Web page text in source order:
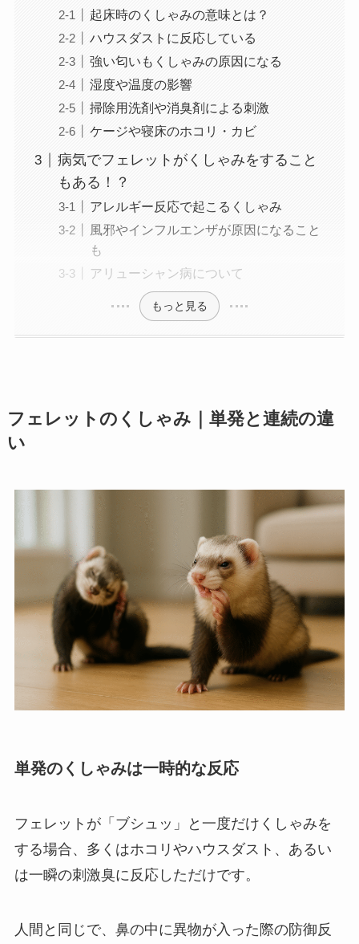
起床時のくしゃみの意味とは？
ハウスダストに反応している
強い匂いもくしゃみの原因になる
湿度や温度の影響
掃除用洗剤や消臭剤による刺激
ケージや寝床のホコリ・カビ
病気でフェレットがくしゃみをすること
もある！？
アレルギー反応で起こるくしゃみ
風邪やインフルエンザが原因になること
も
アリューシャン病について
もっと見る
フェレットのくしゃみ｜単発と連続の違
い
単発のくしゃみは一時的な反応
フェレットが「ブシュッ」と一度だけくしゃみを
する場合、多くはホコリやハウスダスト、あるい
は一瞬の刺激臭に反応しただけです。
人間と同じで、鼻の中に異物が入った際の防御反